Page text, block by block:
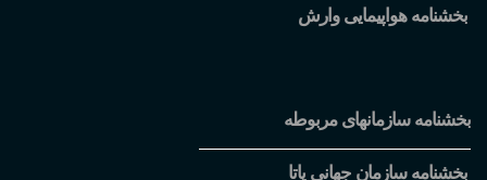
بخشنامه هواپیمایی وارش
بخشنامه سازمانهای مربوطه
بخشنامه سازمان جهانی یاتا